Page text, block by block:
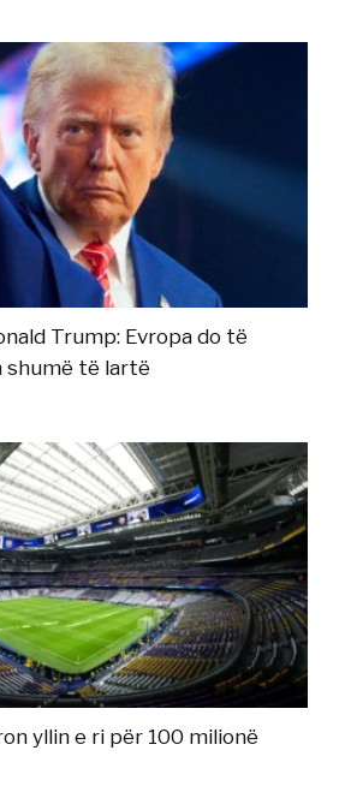
Trump: Evropa do të
shumë të lartë
yllin e ri për 100 milionë